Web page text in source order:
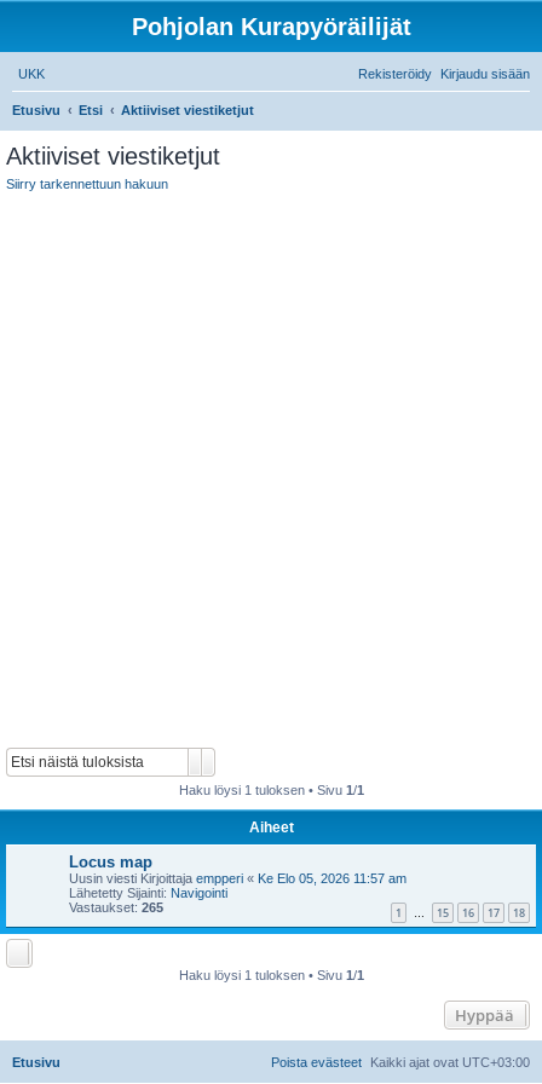
Pohjolan Kurapyöräilijät
UKK Kirjaudu sisään
Rekisteröidy
Etusivu Etsi Aktiiviset viestiketjut
Aktiiviset viestiketjut
Siirry tarkennettuun hakuun
Haku löysi 1 tuloksen • Sivu 1/1
Aiheet
Locus map
Uusin viesti Kirjoittaja empperi « Ke Elo 05, 2026 11:57 am
Lähetetty Sijainti: Navigointi
Vastaukset: 265 1 … 15 16 17 18
Haku löysi 1 tuloksen • Sivu 1/1
Hyppää
Etusivu Kaikki ajat ovat UTC+03:00
Poista evästeet